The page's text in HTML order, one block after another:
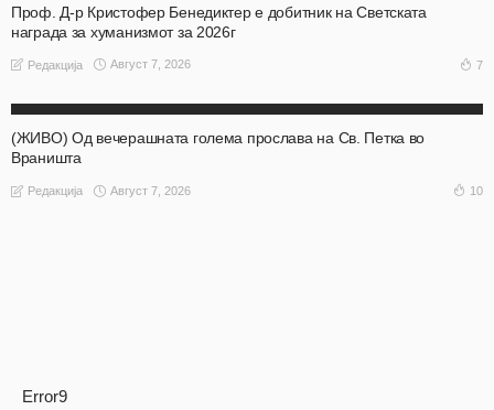
Проф. Д-р Кристофер Бенедиктер е добитник на Светската
награда за хуманизмот за 2026г
Редакција Август 7, 2026 7
(ЖИВО) Од вечерашната голема прослава на Св. Петка во
Враништа
Редакција Август 7, 2026 10
Error9